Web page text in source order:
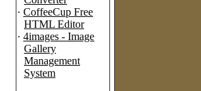
· CoffeeCup Free
HTML Editor
· 4images - Image
Gallery
Management
System